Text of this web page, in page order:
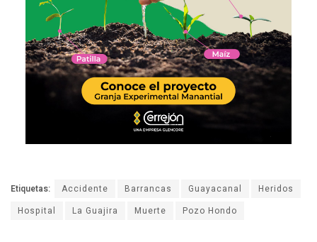
Etiquetas: Accidente Barrancas Guayacanal
Heridos
Hospital
La Guajira Muerte Pozo Hondo